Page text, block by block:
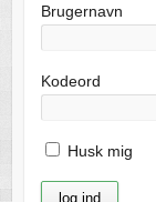
Brugernavn
Kodeord
Husk mig